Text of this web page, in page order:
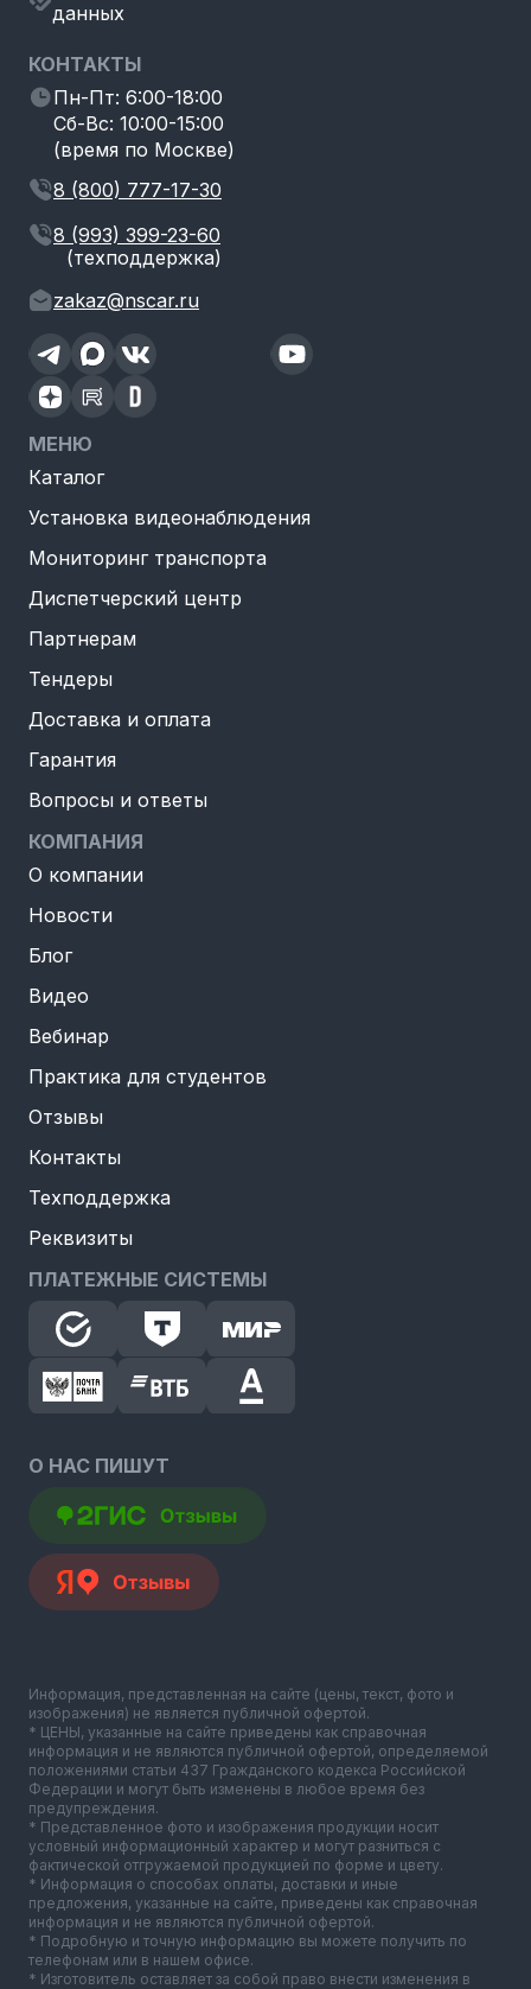
данных
КОНТАКТЫ
Пн-Пт: 6:00-18:00
Сб-Вс: 10:00-15:00
(время по Москве)
8 (800) 777-17-30
8 (993) 399-23-60
(техподдержка)
zakaz@nscar.ru
МЕНЮ
Каталог
Установка видеонаблюдения
Мониторинг транспорта
Диспетчерский центр
Партнерам
Тендеры
Доставка и оплата
Гарантия
Вопросы и ответы
КОМПАНИЯ
О компании
Новости
Блог
Видео
Вебинар
Практика для студентов
Отзывы
Контакты
Техподдержка
Реквизиты
ПЛАТЕЖНЫЕ СИСТЕМЫ
О НАС ПИШУТ
Информация, представленная на сайте (цены, текст, фото и
изображения) не является публичной офертой.
* ЦЕНЫ, указанные на сайте приведены как справочная
информация и не являются публичной офертой, определяемой
положениями статьи 437 Гражданского кодекса Российской
Федерации и могут быть изменены в любое время без
предупреждения.
* Представленное фото и изображения продукции носит
условный информационный характер и могут разниться с
фактической отгружаемой продукцией по форме и цвету.
* Информация о способах оплаты, доставки и иные
предложения, указанные на сайте, приведены как справочная
информация и не являются публичной офертой.
* Подробную и точную информацию вы можете получить по
телефонам или в нашем офисе.
* Изготовитель оставляет за собой право внести изменения в